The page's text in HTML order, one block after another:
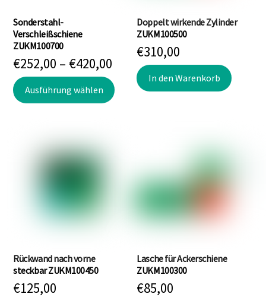
Sonderstahl-
Verschleißschiene
ZUKM100700
€252,00 – €420,00 Preisspanne:
€252,00
bis
Ausführung wählen
Dieses
Produkt
Optionen
Produktseite
gewählt
werden
Doppelt wirkende Zylinder
ZUKM100500
€310,00
In den Warenkorb
Rückwand nach vorne
steckbar ZUKM100450
€125,00
Lasche für Ackerschiene
ZUKM100300
€85,00